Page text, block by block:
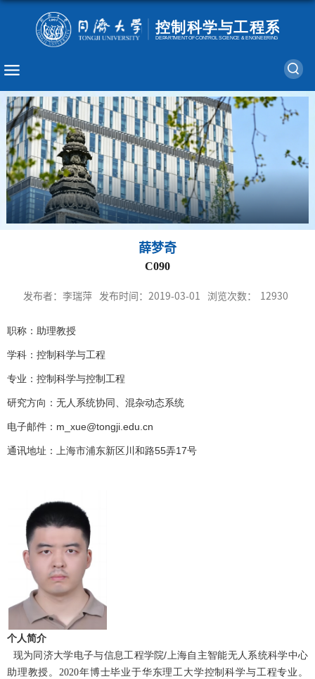
薛梦奇
C090
发布者：李瑞萍 发布时间：2019-03-01 浏览次数： 12930
职称：助理教授
学科：控制科学与工程
专业：控制科学与控制工程
研究方向：无人系统协同、混杂动态系统
电子邮件：m_xue@tongji.edu.cn
通讯地址：上海市浦东新区川和路55弄17号
个人简介
现为同济大学电子与信息工程学院/上海自主智能无人系统科学中心
助理教授。2020年博士毕业于华东理工大学控制科学与工程专业。